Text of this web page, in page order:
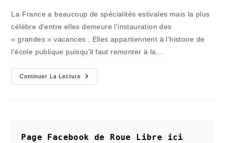
La France a beaucoup de spécialités estivales mais la plus
célèbre d'entre elles demeure l'instauration des
« grandes » vacances . Elles appartiennent à l'histoire de
l'école publique puisqu'il faut remonter à la…
Continuer La Lecture
Que
Vivent
Page Facebook de Roue Libre ici